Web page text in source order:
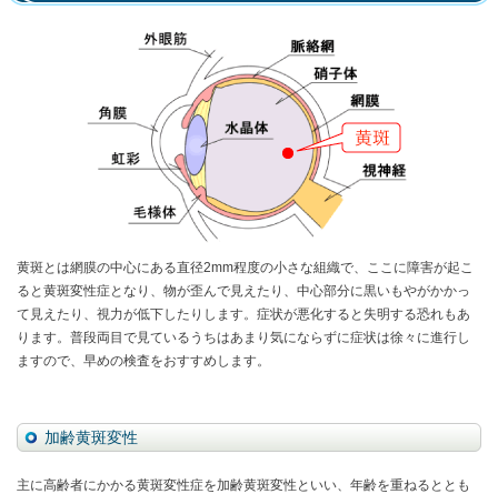
黄斑とは網膜の中心にある直径2mm程度の小さな組織で、ここに障害が起こ
ると黄斑変性症となり、物が歪んで見えたり、中心部分に黒いもやがかかっ
て見えたり、視力が低下したりします。症状が悪化すると失明する恐れもあ
ります。普段両目で見ているうちはあまり気にならずに症状は徐々に進行し
ますので、早めの検査をおすすめします。
加齢黄斑変性
主に高齢者にかかる黄斑変性症を加齢黄斑変性といい、年齢を重ねるととも